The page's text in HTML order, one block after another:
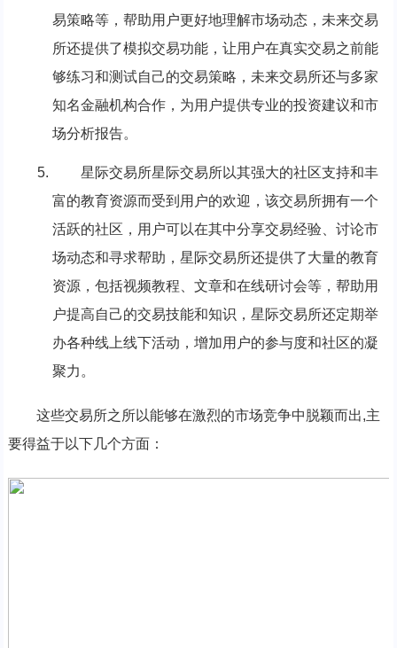
易策略等，帮助用户更好地理解市场动态，未来交易
所还提供了模拟交易功能，让用户在真实交易之前能
够练习和测试自己的交易策略，未来交易所还与多家
知名金融机构合作，为用户提供专业的投资建议和市
场分析报告。
星际交易所星际交易所以其强大的社区支持和丰
富的教育资源而受到用户的欢迎，该交易所拥有一个
活跃的社区，用户可以在其中分享交易经验、讨论市
场动态和寻求帮助，星际交易所还提供了大量的教育
资源，包括视频教程、文章和在线研讨会等，帮助用
户提高自己的交易技能和知识，星际交易所还定期举
办各种线上线下活动，增加用户的参与度和社区的凝
聚力。
这些交易所之所以能够在激烈的市场竞争中脱颖而出,主
要得益于以下几个方面：